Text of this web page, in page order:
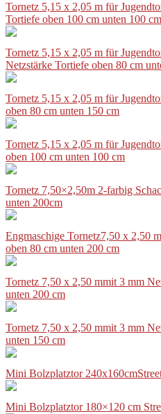
Tornetz 5,15 x 2,05 m für
Tortiefe oben 100 cm unten 100 cm
Tornetz 5,15 x 2,05 m für
Netzstärke Tortiefe oben 80 cm
Tornetz 5,15 x 2,05 m für
oben 80 cm unten 150 cm
Tornetz 5,15 x 2,05 m für
oben 100 cm unten 100 cm
Tornetz 7,50×2,50m 2-farbig
unten 200cm
Engmaschige Tornetz7,50 x 2,50
oben 80 cm unten 200 cm
Tornetz 7,50 x 2,50 mmit 3 mm
unten 200 cm
Tornetz 7,50 x 2,50 mmit 3 mm
unten 150 cm
Mini Bolzplatztor
Mini Bolzplatztor 180×120 cm